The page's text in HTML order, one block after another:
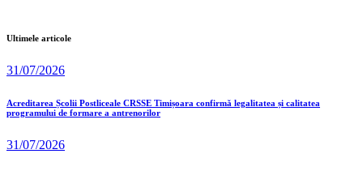
Ultimele articole
31/07/2026
Acreditarea Școlii Postliceale CRSSE Timișoara confirmă legalitatea și calitatea
programului de formare a antrenorilor
31/07/2026